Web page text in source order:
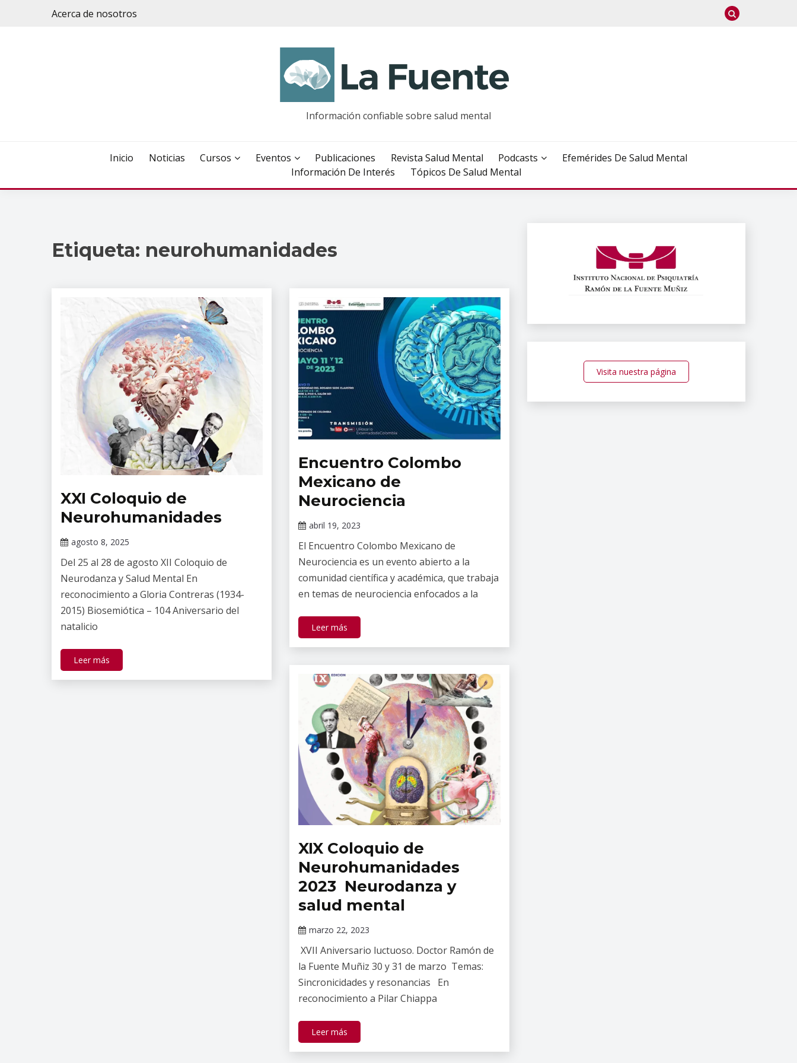
Acerca de nosotros
Información confiable sobre salud mental
Inicio Noticias Cursos Eventos Publicaciones Revista Salud Mental Podcasts
Efemérides De Salud Mental
Información De Interés
Tópicos De Salud Mental
Etiqueta: neurohumanidades
Eventos
del INPRFM
XXI Coloquio de
Neurohumanidades
agosto 8, 2025
Gallardo
Del 25 al 28 de agosto XII Coloquio de
Neurodanza y Salud Mental En
reconocimiento a Gloria Contreras (1934-
2015) Biosemiótica – 104 Aniversario del
natalicio
Leer más
Eventos
Encuentro Colombo
Mexicano de
Neurociencia
abril 19, 2023
Ramírez
El Encuentro Colombo Mexicano de
Neurociencia es un evento abierto a la
comunidad científica y académica, que trabaja
en temas de neurociencia enfocados a la
Leer más
Eventos
del INPRFM
XIX Coloquio de
Neurohumanidades
2023 Neurodanza y
salud mental
marzo 22, 2023
Gallardo
XVII Aniversario luctuoso. Doctor Ramón de
la Fuente Muñiz 30 y 31 de marzo Temas:
Sincronicidades y resonancias En
reconocimiento a Pilar Chiappa
Leer más
Visita nuestra página